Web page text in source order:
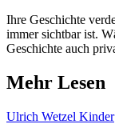
Ihre Geschichte
immer sichtbar ist.
Geschichte auch
Mehr Lesen
Ulrich Wetzel Kinder